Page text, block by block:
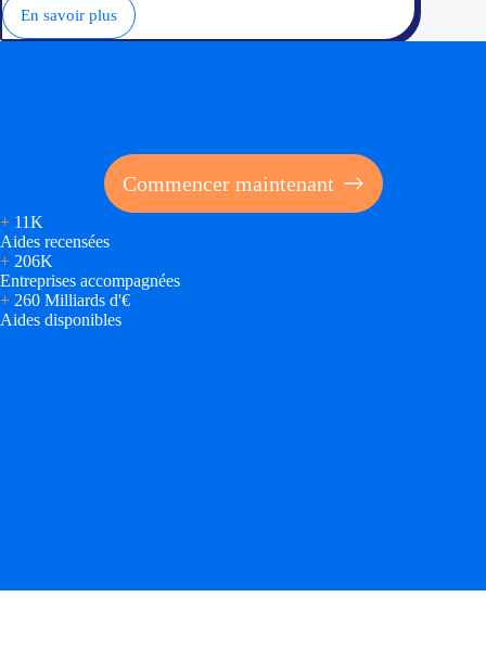
En savoir plus
Commencer maintenant
+ 11K
Aides recensées
+ 206K
Entreprises accompagnées
+ 260 Milliards d'€
Aides disponibles